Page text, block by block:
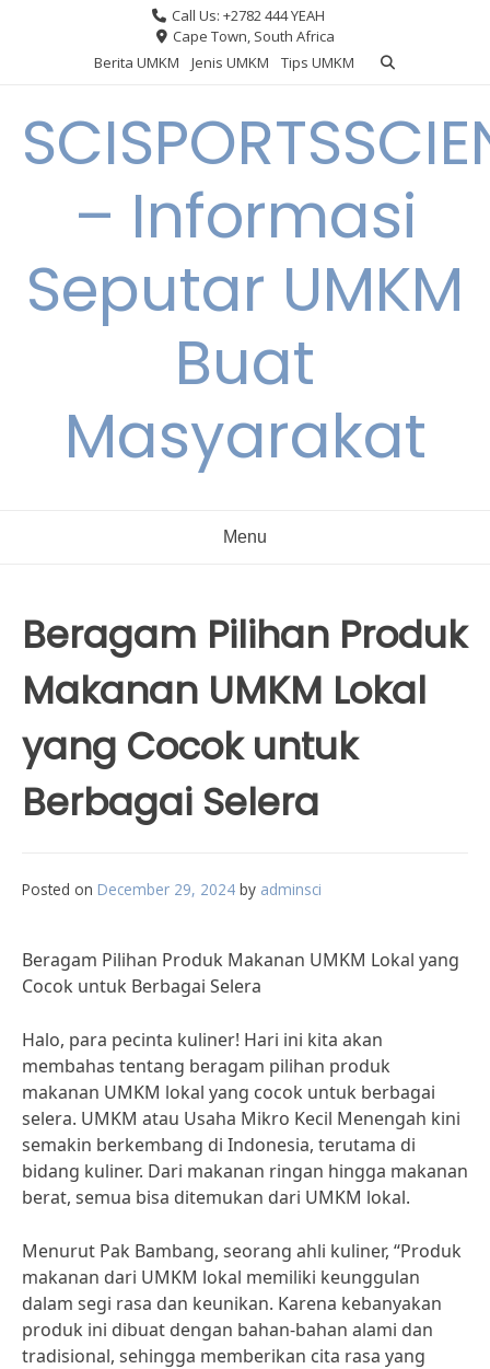
Call Us: +2782 444 YEAH
Cape Town, South Africa
Berita UMKM
Jenis UMKM Tips UMKM
– Informasi
Seputar UMKM
Buat
Masyarakat
Menu
Beragam Pilihan Produk
Makanan UMKM Lokal
yang Cocok untuk
Berbagai Selera
Posted on December 29, 2024 by adminsci
Beragam Pilihan Produk Makanan UMKM Lokal yang
Cocok untuk Berbagai Selera
Halo, para pecinta kuliner! Hari ini kita akan
membahas tentang beragam pilihan produk
makanan UMKM lokal yang cocok untuk berbagai
selera. UMKM atau Usaha Mikro Kecil Menengah kini
semakin berkembang di Indonesia, terutama di
bidang kuliner. Dari makanan ringan hingga makanan
berat, semua bisa ditemukan dari UMKM lokal.
Menurut Pak Bambang, seorang ahli kuliner, “Produk
makanan dari UMKM lokal memiliki keunggulan
dalam segi rasa dan keunikan. Karena kebanyakan
produk ini dibuat dengan bahan-bahan alami dan
tradisional, sehingga memberikan cita rasa yang